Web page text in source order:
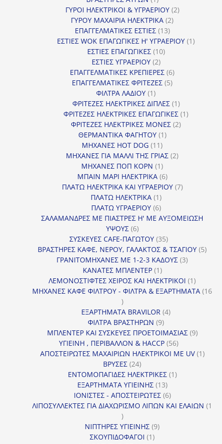
προϊόν
ΓΥΡΟΙ ΗΛΕΚΤΡΙΚΟΙ & ΥΓΡΑΕΡΙΟΥ 22
ΓΥΡΟΥ ΜΑΧΑΙΡΙΑ ΗΛΕΚΤΡΙΚΑ 22
ΕΠΑΓΓΕΛΜΑΤΙΚΕΣ ΕΣΤΙΕΣ 1313
προϊόντα
ΕΣΤΙΕΣ WOK ΕΠΑΓΩΓΙΚΕΣ Η' ΥΓΡΑΕΡΙΟΥ 11
ΕΣΤΙΕΣ ΕΠΑΓΩΓΙΚΕΣ 1010
ΕΣΤΙΕΣ ΥΓΡΑΕΡΙΟΥ 22
προϊόντα
ΕΠΑΓΓΕΛΜΑΤΙΚΕΣ ΚΡΕΠΙΕΡΕΣ 66
προϊόντα
ΕΠΑΓΓΕΛΜΑΤΙΚΕΣ ΦΡΙΤΕΖΕΣ 55
ΦΙΛΤΡΑ ΛΑΔΙΟΥ 11
προϊόν
ΦΡΙΤΕΖΕΣ ΗΛΕΚΤΡΙΚΕΣ ΔΙΠΛΕΣ 11
προϊόν
ΦΡΙΤΕΖΕΣ ΗΛΕΚΤΡΙΚΕΣ ΕΠΑΓΩΓΙΚΕΣ 11
ΦΡΙΤΕΖΕΣ ΗΛΕΚΤΡΙΚΕΣ ΜΟΝΕΣ 22
ΘΕΡΜΑΝΤΙΚΑ ΦΑΓΗΤΟΥ 11
ΜΗΧΑΝΕΣ HOT DOG 1111
προϊόντα
ΜΗΧΑΝΕΣ ΓΙΑ ΜΑΛΛΙ ΤΗΣ ΓΡΙΑΣ 22
ΜΗΧΑΝΕΣ ΠΟΠ ΚΟΡΝ 11
προϊόν
ΜΠΑΙΝ ΜΑΡΙ ΗΛΕΚΤΡΙΚΑ 66
προϊόντα
ΠΛΑΤΩ ΗΛΕΚΤΡΙΚΑ ΚΑΙ ΥΓΡΑΕΡΙΟΥ 77
ΠΛΑΤΩ ΗΛΕΚΤΡΙΚΑ 11
προϊόν
ΠΛΑΤΩ ΥΓΡΑΕΡΙΟΥ 66
προϊόντα
ΣΑΛΑΜΑΝΔΡΕΣ ΜΕ ΠΙΑΣΤΡΕΣ Η' ΜΕ ΑΥΞΟΜΕΙΩΣΗ
ΥΨΟΥΣ 66
προϊόντα
ΣΥΣΚΕΥΕΣ CAFE-ΠΑΓΩΤΟΥ 3535
προϊόντα
ΒΡΑΣΤΗΡΕΣ ΚΑΦΕ, ΝΕΡΟΥ, ΓΑΛΑΚΤΟΣ & ΤΣΑΓΙΟΥ 55
ΓΡΑΝΙΤΟΜΗΧΑΝΕΣ ΜΕ 1-2-3 ΚΑΔΟΥΣ 33
ΚΑΝΑΤΕΣ ΜΠΛΕΝΤΕΡ 11
προϊόν
ΛΕΜΟΝΟΣΤΙΦΤΕΣ ΧΕΙΡΟΣ ΚΑΙ ΗΛΕΚΤΡΙΚΟΙ 11
προϊόν
ΜΗΧΑΝΕΣ ΚΑΦΕ ΦΙΛΤΡΟΥ - ΦΙΛΤΡΑ & ΕΞΑΡΤΗΜΑΤΑ 16
16
προϊόντα
ΕΞΑΡΤΗΜΑΤΑ BRAVILOR 44
ΦΙΛΤΡΑ ΒΡΑΣΤΗΡΩΝ 99
προϊόντα
ΜΠΛΕΝΤΕΡ ΚΑΙ ΣΥΣΚΕΥΕΣ ΠΡΟΕΤΟΙΜΑΣΙΑΣ 99
ΥΓΙΕΙΝΗ , ΠΕΡΙΒΑΛΛΟΝ & HACCP 5656
προϊόντα
ΑΠΟΣΤΕΙΡΩΤΕΣ ΜΑΧΑΙΡΙΩΝ ΗΛΕΚΤΡΙΚΟΙ ΜΕ UV 11
ΒΡΥΣΕΣ 2424
προϊόντα
ΕΝΤΟΜΟΠΑΓΙΔΕΣ ΗΛΕΚΤΡΙΚΕΣ 11
ΕΞΑΡΤΗΜΑΤΑ ΥΓΙΕΙΝΗΣ 1313
προϊόντα
ΙΟΝΙΣΤΕΣ - ΑΠΟΣΤΕΙΡΩΤΕΣ 66
προϊόντα
ΛΙΠΟΣΥΛΛΕΚΤΕΣ ΓΙΑ ΔΙΑΧΩΡΙΣΜΟ ΛΙΠΩΝ ΚΑΙ ΕΛΑΙΩΝ 1
1
προϊόν
ΝΙΠΤΗΡΕΣ ΥΓΙΕΙΝΗΣ 99
ΣΚΟΥΠΙΔΟΦΑΓΟΙ 11